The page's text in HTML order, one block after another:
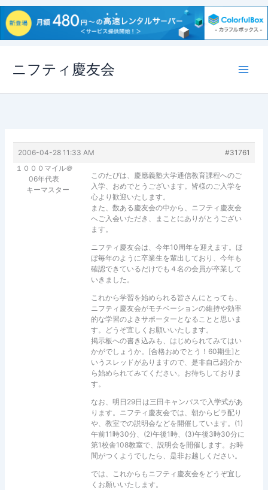
ス
ニフティ慶友会
2006-04-28 11:33 AM
#31761
１０００マイル＠
06年代表
キーマスター
このたびは、慶應義塾大学通信教育課程へのご
入学、おめでとうございます。皆様のご入学を
心より歓迎いたします。
また、数ある慶友会の中から、ニフティ慶友会
へご入会いただき、まことにありがとうござい
ます。
ニフティ慶友会は、今年10周年を迎えます。ほ
ぼ毎年のように卒業生を輩出しており、今年も
確認できているだけでも４名の会員が卒業して
いきました。
これから学習を始められる皆さんにとっても、
ニフティ慶友会がモチベーションの維持や効率
的な学習のよきサポーターとなることと思いま
す。どうぞ宜しくお願いいたします。
掲示板への書き込みも、はじめられてみてはい
かがでしょうか。[合格おめでとう！60期生]と
いうスレッドがありますので、是非自己紹介か
ら始められてみてください。お待ちしておりま
す。
なお、明日29日は三田キャンパスで入学式があ
ります。ニフティ慶友会では、朝からビラ配り
や、教室での説明会などを開催しています。(1)
午前11時30分、(2)午後1時、(3)午後3時30分に
第1校舎108教室で、説明会を開催します。お時
間がつくようでしたら、是非お越しください。
では、これからもニフティ慶友会をどうぞ宜し
くお願いいたします。